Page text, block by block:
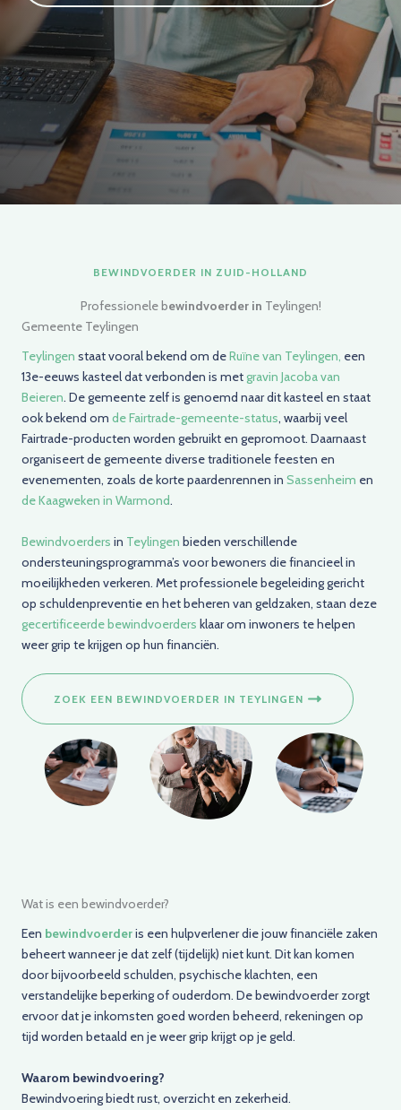
BEWINDVOERDER IN ZUID-HOLLAND
Professionele bewindvoerder in Teylingen!
Gemeente Teylingen
Teylingen staat vooral bekend om deRuïne van Teylingen, een
13e-eeuws kasteel dat verbonden is metgravin Jacoba van
Beieren. De gemeente zelf is genoemd naar dit kasteel en staat
ook bekend om de Fairtrade-gemeente-status, waarbij veel
Fairtrade-producten worden gebruikt en gepromoot. Daarnaast
organiseert de gemeente diverse traditionele feesten en
evenementen, zoals de korte paardenrennen in Sassenheim en
de Kaagweken in Warmond.
Bewindvoerders in Teylingen bieden verschillende
ondersteuningsprogramma’s voor bewoners die financieel in
moeilijkheden verkeren. Met professionele begeleiding gericht
op schuldenpreventie en het beheren van geldzaken, staan deze
gecertificeerde bewindvoerders klaar om inwoners te helpen
weer grip te krijgen op hun financiën.
ZOEK EEN BEWINDVOERDER IN TEYLINGEN
Wat is een bewindvoerder?
Een bewindvoerderis een hulpverlener die jouw financiële zaken
beheert wanneer je dat zelf (tijdelijk) niet kunt. Dit kan komen
door bijvoorbeeld schulden, psychische klachten, een
verstandelijke beperking of ouderdom. De bewindvoerder zorgt
ervoor dat je inkomsten goed worden beheerd, rekeningen op
tijd worden betaald en je weer grip krijgt op je geld.
Waarom bewindvoering?
Bewindvoering biedt rust, overzicht en zekerheid.